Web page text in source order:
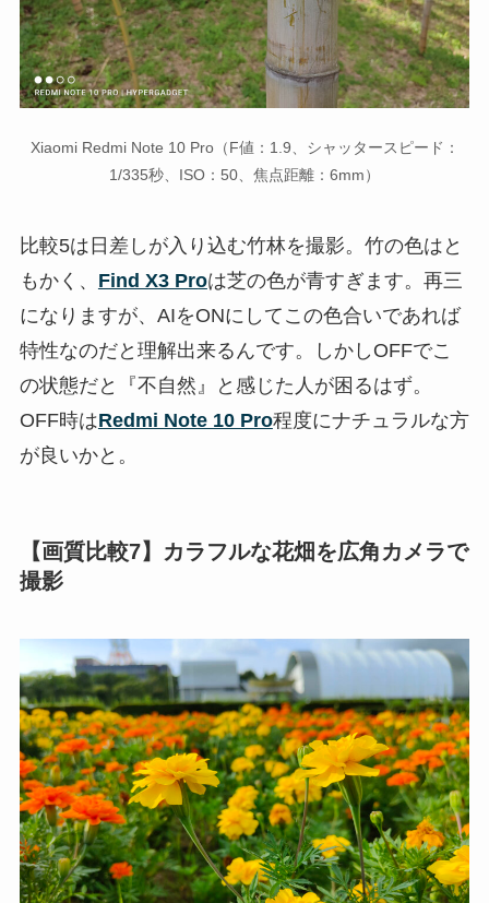
Xiaomi Redmi Note 10 Pro（F値：1.9、シャッタースピード：
1/335秒、ISO：50、焦点距離：6mm）
比較5は日差しが入り込む竹林を撮影。竹の色はと
もかく、 Find X3 Proは芝の色が青すぎます。再三
になりますが、AIをONにしてこの色合いであれば
特性なのだと理解出来るんです。しかしOFFでこ
の状態だと『不自然』と感じた人が困るはず。
OFF時はRedmi Note 10 Pro程度にナチュラルな方
が良いかと。
【画質比較7】カラフルな花畑を広角カメラで
撮影